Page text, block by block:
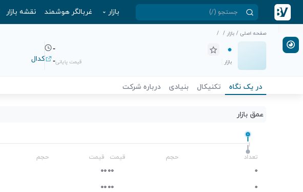
بازار غربالگر هوشمند نقشه بازار
صفحه اصلی / بازار /
/
-
بازار قیمت پایانی- کدال
در یک نگاه تکنیکال بنیادی درباره شرکت
عمق بازار
-
تعداد حجم قیمت قیمت حجم
0
0
0
0
0
0
0
0
0
0